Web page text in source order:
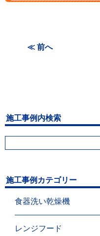
≪ 前へ
施工事例内検索
施工事例カテゴリー
食器洗い乾燥機
レンジフード